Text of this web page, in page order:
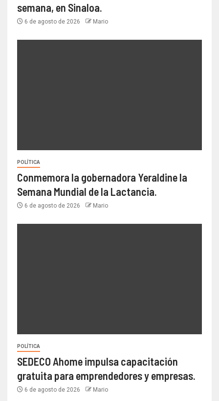
semana, en Sinaloa.
6 de agosto de 2026 Mario
POLÍTICA
Conmemora la gobernadora Yeraldine la
Semana Mundial de la Lactancia.
6 de agosto de 2026 Mario
POLÍTICA
SEDECO Ahome impulsa capacitación
gratuita para emprendedores y empresas.
6 de agosto de 2026 Mario